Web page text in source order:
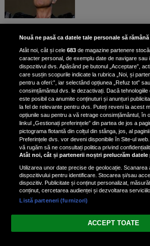
Bruce
Iron Maiden,
de scrimer la un
Nicki Minaj,
de fostul
din proces
Nicki Minaj le-a
Vezi varianta
Nouă ne pasă ca datele tale personale să
Atât noi, cât și cele683 de magazine partenere
caracter personal, de exemplu date de navigare sau
dispozitivul dvs. Apăsând pe butonul „Acceptare”,
care susțin scopurile indicate la rubrica „Noi, și
pentru a oferi:”, iar selectând opțiunea „Refuz tot”
consimțământul dvs. le dezactivați. Dacă
este posibil ca anumite conținuturi și anunțuri
la fel de relevante pentru dvs. Puteți reveni la acest
opțiunile sau pentru a vă retrage consimțământul, în
linkul „Gestionați preferințele” din partea de jos a
pictograma flotantă din colțul din stânga, jos, al
Preferințele dvs. vor deveni disponibile în Site-ul
vă rugăm să ne consultați politica privind
Atât noi, cât și partenerii noștri prelucrăm datele
Utilizarea unor date precise de geolocație.
dispozitivului pentru identificare. Stocarea și/sau
dispozitiv. Publicitate și conținut personalizat,
conținut, cercetarea audienței și dezvoltarea
Listă parteneri (furnizori)
ACCEPT TOATE